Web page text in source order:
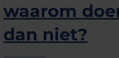
waarom
dan niet?